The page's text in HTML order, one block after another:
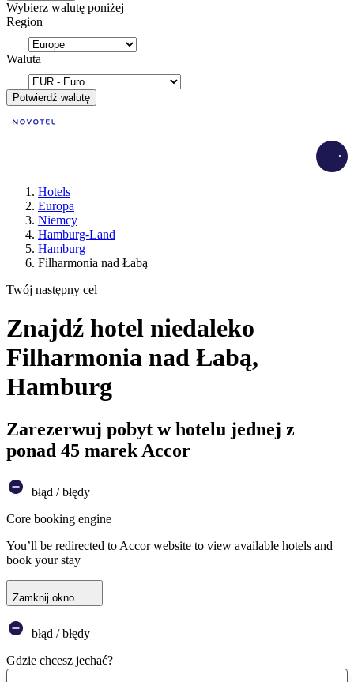
Wybierz walutę poniżej
Region
Waluta
Potwierdź walutę
Hotels
Europa
Niemcy
Hamburg-Land
Hamburg
Filharmonia nad Łabą
Twój następny cel
Znajdź hotel niedaleko
Filharmonia nad Łabą,
Hamburg
Zarezerwuj pobyt w hotelu jednej z
ponad 45 marek Accor
błąd / błędy
Core booking engine
You’ll be redirected to Accor website to view available hotels and
book your stay
Zamknij okno
błąd / błędy
Gdzie chcesz jechać?